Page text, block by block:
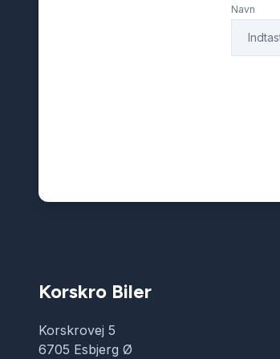
Navn
Korskro Biler
Korskrovej 5
6705 Esbjerg Ø